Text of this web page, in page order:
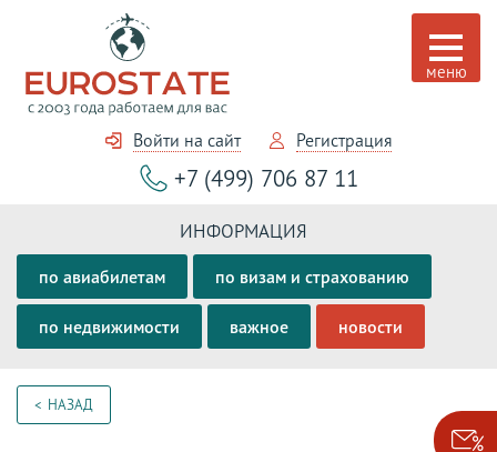
Войти на сайт Регистрация
+7 (499) 706 87 11
ИНФОРМАЦИЯ
по авиабилетам по визам и страхованию
по недвижимости важное новости
НАЗАД